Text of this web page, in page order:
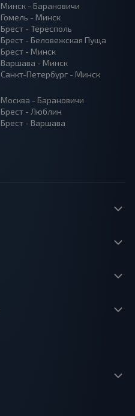
Минск - Барановичи
Гомель - Минск
Брест - Тересполь
Брест - Беловежская Пуща
Брест - Минск
Варшава - Минск
Санкт-Петербург - Минск
Москва - Барановичи
Брест - Люблин
Брест - Варшава